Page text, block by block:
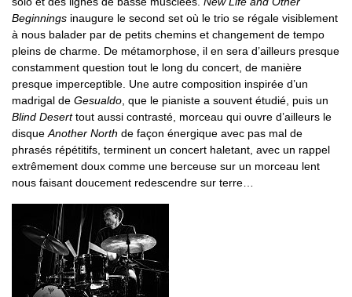
Beginnings inaugure le second set où le trio se régale visiblement
à nous balader par de petits chemins et changement de tempo
pleins de charme. De métamorphose, il en sera d’ailleurs presque
constamment question tout le long du concert, de manière
presque imperceptible. Une autre composition inspirée d’un
madrigal de Gesualdo , que le pianiste a souvent étudié, puis un
Blind Deserttout aussi contrasté, morceau qui ouvre d’ailleurs le
disque Another North de façon énergique avec pas mal de
phrasés répétitifs, terminent un concert haletant, avec un rappel
extrêmement doux comme une berceuse sur un morceau lent
nous faisant doucement redescendre sur terre…